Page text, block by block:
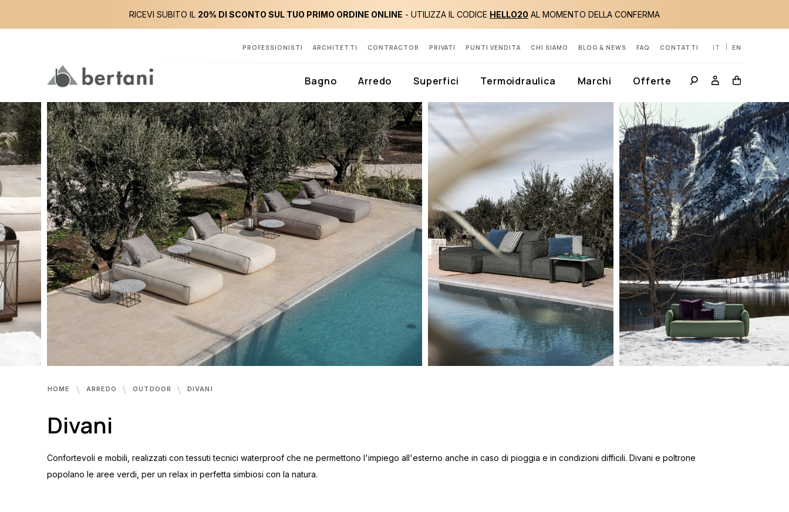
RICEVI SUBITO IL 20% DI SCONTO SUL TUO PRIMO ORDINE ONLINE - UTILIZZA IL CODICE HELLO20 AL MOMENTO DELLA CONFERMA
PROFESSIONISTI ARCHITETTI CONTRACTOR PRIVATI PUNTI VENDITA CHI SIAMO BLOG & NEWS FAQ CONTATTI IT EN
Bagno Arredo Superfici Termoidraulica Marchi Offerte
HOME ARREDO OUTDOOR DIVANI
Divani
Confortevoli e mobili, realizzati con tessuti tecnici waterproof che ne permettono l'impiego all'esterno anche in caso di pioggia e in condizioni difficili. Divani e poltrone
popolano le aree verdi, per un relax in perfetta simbiosi con la natura.